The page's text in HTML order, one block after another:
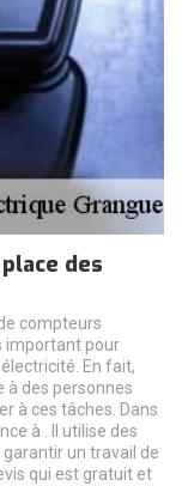
des
compteurs
important pour
En fait,
à des personnes
à ces tâches. Dans
à . Il utilise des
un travail de
qui est gratuit et